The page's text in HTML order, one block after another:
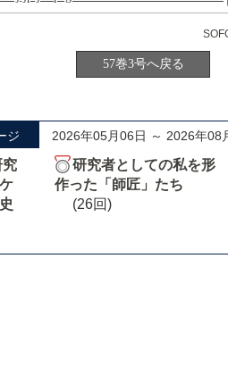
57巻3号へ戻る
ジ 2026年05月06日 ～ 2026年08
究
研究者としての私を形
作った「師匠」たち
(26回)